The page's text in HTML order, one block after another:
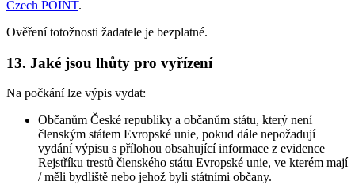
Czech POINT.
Ověření totožnosti žadatele je bezplatné.
13. Jaké jsou lhůty pro vyřízení
Na počkání lze výpis vydat:
Občanům České republiky a občanům státu, který není
členským státem Evropské unie, pokud dále nepožadují
vydání výpisu s přílohou obsahující informace z evidence
Rejstříku trestů členského státu Evropské unie, ve kterém mají
/ měli bydliště nebo jehož byli státními občany.